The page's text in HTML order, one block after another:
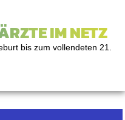
IM NETZ
bis zum vollendeten 21.